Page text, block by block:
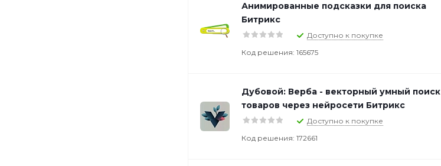
Анимированные подсказки для поиска
Битрикс
Доступно к покупке
Код решения: 165675
Дубовой: Верба - векторный умный поиск
товаров через нейросети Битрикс
Доступно к покупке
Код решения: 172661